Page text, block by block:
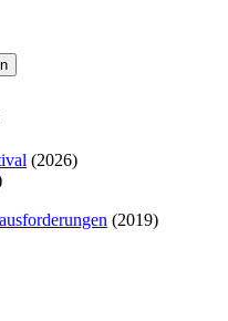
(2026)
(2019)